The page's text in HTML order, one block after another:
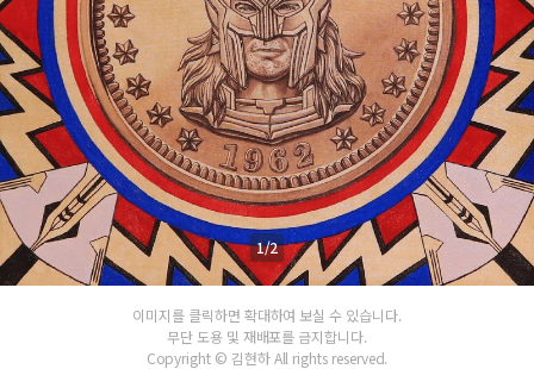
1/2
이미지를 클릭하면 확대하여 보실 수 있습니다.
무단 도용 및 재배포를 금지합니다.
Copyright © 김현하 All rights reserved.